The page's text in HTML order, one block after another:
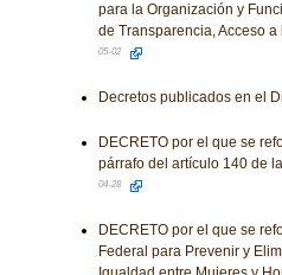
para la Organización y
de Transparencia, Acceso
05-02
Decretos publicados en el
DECRETO por el que se
párrafo del artículo 140 de
04-28
DECRETO por el que se
Federal para Prevenir y